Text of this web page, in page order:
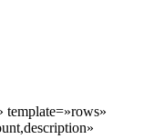
template=»rows»